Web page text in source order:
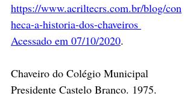
https://www.acriltecrs.com.br/blog/con
heca-a-historia-dos-chaveiros
Acessado em 07/10/2020.
Chaveiro do Colégio Municipal
Presidente Castelo Branco. 1975.